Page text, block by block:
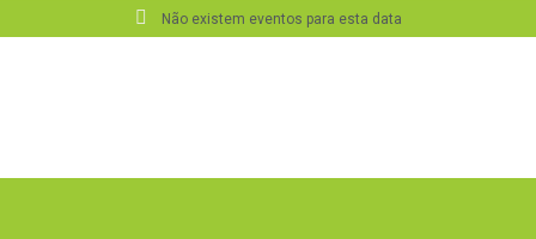
Não existem eventos para esta data